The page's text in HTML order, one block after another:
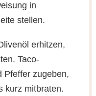
in
stellen.
erhitzen,
Taco-
Pfeffer zugeben,
kurz mitbraten.